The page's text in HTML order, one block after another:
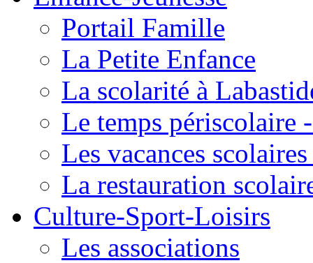
Portail Famille
La Petite Enfance
La scolarité à
Le temps périscolaire
Les vacances
La restauration
Culture-Sport-Loisirs
Les associations